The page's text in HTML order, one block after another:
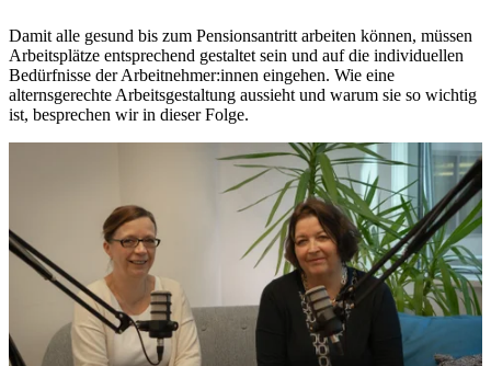
Damit alle gesund bis zum Pensionsantritt arbeiten können, müssen
Arbeitsplätze entsprechend gestaltet sein und auf die individuellen
Bedürfnisse der Arbeitnehmer:innen eingehen. Wie eine
alternsgerechte Arbeitsgestaltung aussieht und warum sie so wichtig
ist, besprechen wir in dieser Folge.